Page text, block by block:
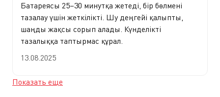
Батареясы 25–30 минутқа жетеді, бір бөлмені
тазалау үшін жеткілікті. Шу деңгейі қалыпты,
шаңды жақсы сорып алады. Күнделікті
тазалыққа таптырмас құрал.
13.08.2025
Показать еще